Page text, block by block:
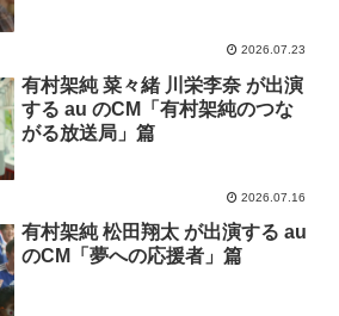
2026.07.23
有村架純 菜々緒 川栄李奈 が出演
する au のCM「有村架純のつな
がる放送局」篇
2026.07.16
有村架純 松田翔太 が出演する au
のCM「夢への応援者」篇